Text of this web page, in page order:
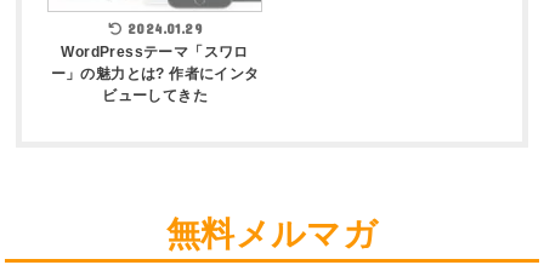
2024.01.29
WordPressテーマ「スワロ
ー」の魅力とは? 作者にインタ
ビューしてきた
無料メルマガ